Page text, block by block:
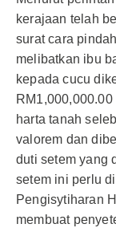
kerajaan telah
surat cara
melibatkan ibu
kepada cucu
harta tanah
valorem dan
duti setem yang
setem ini perlu
Pengisytiharan
membuat